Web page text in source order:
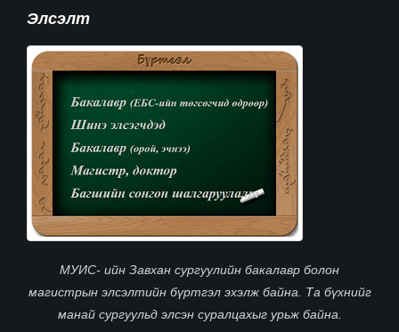
“Эрдмийн сар-1” аян
2018.12.14
МУИС-ийн Оюутны спортын бага наадам
Хаврын улирлын МАГИСТР хөтөлбөрийн
элсэлт эхэллээ
2018.11.19
Элсэлт
МУИС- ийн Завхан сургуулийн бакалавр болон
магистрын элсэлтийн бүртгэл эхэлж байна. Та бүхнийг
манай сургуульд элсэн суралцахыг урьж байна.